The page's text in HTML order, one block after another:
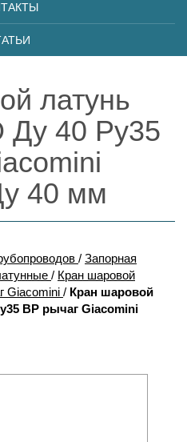
латунь
Ду 40 Ру35
40 мм
/ Запорная
/ Кран шаровой
Giacomini / Кран шаровой
ВР рычаг Giacomini